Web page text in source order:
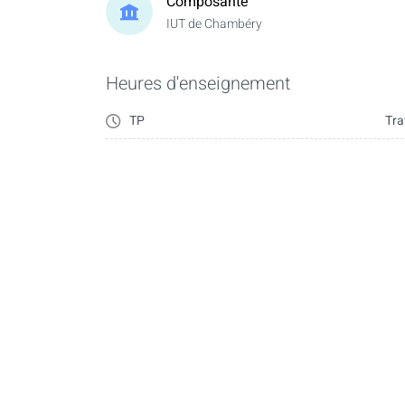
IUT de Chambéry
Heures d'enseignement
TP